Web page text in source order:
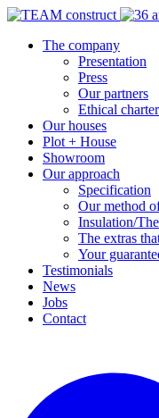
The company
Presentation
Press
Our partners
Ethical charter
Our houses
Plot + House
Showroom
Our approach
Specification
Our method
Insulation/
The extras
Your
Testimonials
News
Jobs
Contact